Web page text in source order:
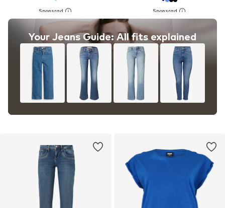
Your Jeans Guide: All fits explained